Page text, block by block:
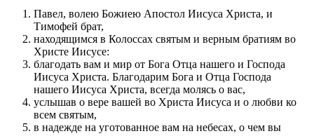
Павел, волею Божиею Апостол Иисуса Христа, и
Тимофей брат,
находящимся в Колоссах святым и верным братиям во
Христе Иисусе:
благодать вам и мир от Бога Отца нашего и Господа
Иисуса Христа. Благодарим Бога и Отца Господа
нашего Иисуса Христа, всегда молясь о вас,
услышав о вере вашей во Христа Иисуса и о любви ко
всем святым,
в надежде на уготованное вам на небесах, о чем вы